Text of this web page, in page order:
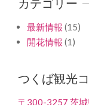
カテゴリー
最新情報 (15)
開花情報 (1)
つくば観光
〒300-3257 茨